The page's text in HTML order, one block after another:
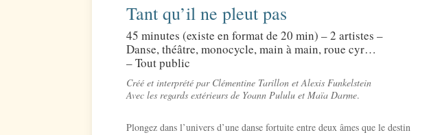
Tant qu’il ne pleut pas
45 minutes (existe en format de 20 min) – 2 artistes –
Danse, théâtre, monocycle, main à main, roue cyr…
– Tout public
Créé et interprété par Clémentine Tarillon et Alexis Funkelstein
Avec les regards extérieurs de Yoann Pululu et Maïa Darme.
Plongez dans l’univers d’une danse fortuite entre deux âmes que le destin